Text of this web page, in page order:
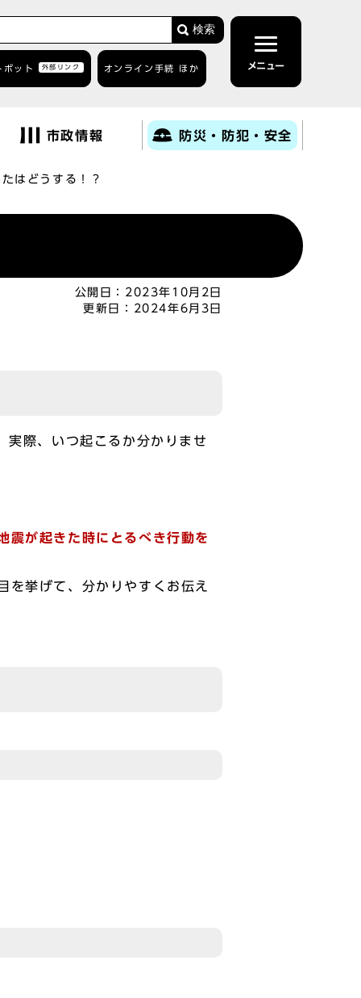
検索
ボット 外部リンク オンライン手続 ほか メニュー
市政情報 防災・防犯・安全
はどうする！？
公開日： 2023年10月2日
更新日：
2024年6月3日
実際、いつ起こるか分かりませ
震が起きた時にとるべき行動を
挙げて、分かりやすくお伝え